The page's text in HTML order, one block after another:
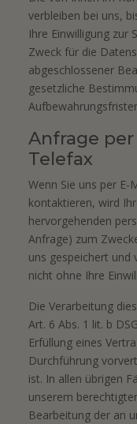
verbleiben bei uns,
Ihre Einwilligung zur
Zweck für die
abgeschlossener
gesetzliche
Anfrage
Telefax
Wenn Sie uns per
kontaktieren, wird
hervorgehenden
Anfrage) zum
uns gespeichert und
nicht ohne Ihre
Die Verarbeitung
Art. 6 Abs. 1 lit. b
Erfüllung eines
Durchführung
ist. In allen übrigen
unserem
Bearbeitung der an